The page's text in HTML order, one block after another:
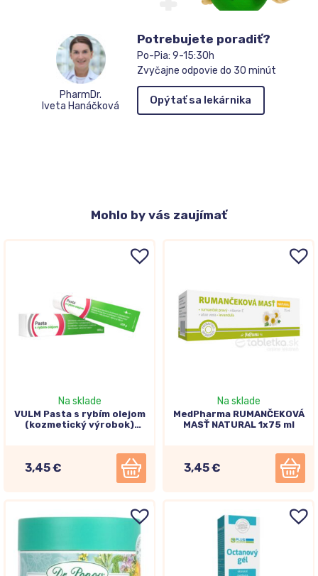
PharmDr.
Iveta Hanáčková
Potrebujete poradiť?
Po-Pia: 9-15:30h
Zvyčajne odpovie do 30 minút
Opýtať sa lekárnika
Mohlo by vás zaujímať
Na sklade
VULM Pasta s rybím olejom
(kozmetický výrobok)
3,45 €
Na sklade
MedPharma RUMANČEKOVÁ
MASŤ NATURAL 1x75 ml
3,45 €